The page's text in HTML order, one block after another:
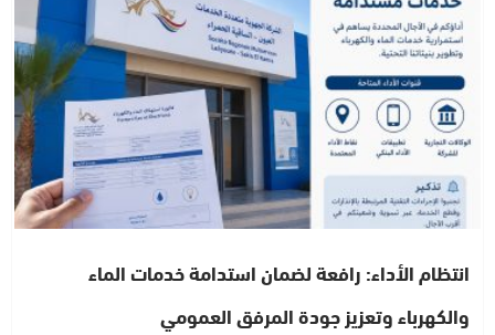
انتظام الأداء: رافعة لضمان استدامة خدمات الماء
والكهرباء وتعزيز جودة المرفق العمومي